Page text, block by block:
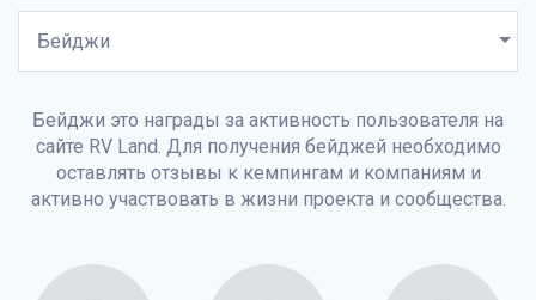
Бейджи это награды за активность пользователя на
сайте RV Land. Для получения бейджей необходимо
оставлять отзывы к кемпингам и компаниям и
активно участвовать в жизни проекта и сообщества.